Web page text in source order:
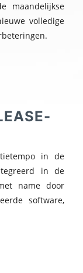
maandelijkse
volledige
in de
in de
name door
software,